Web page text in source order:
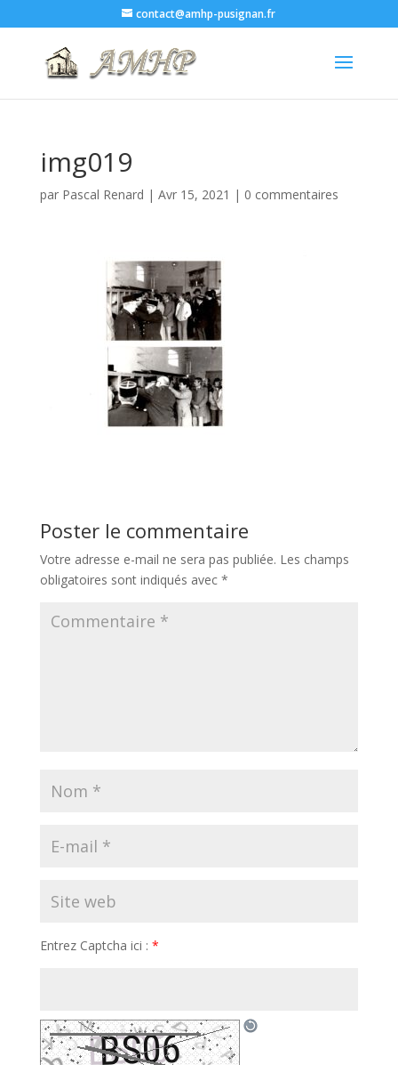
contact@amhp-pusignan.fr
img019
par Pascal Renard | Avr 15, 2021 | 0 commentaires
Poster le commentaire
Votre adresse e-mail ne sera pas publiée. Les champs
obligatoires sont indiqués avec *
Entrez Captcha ici : *